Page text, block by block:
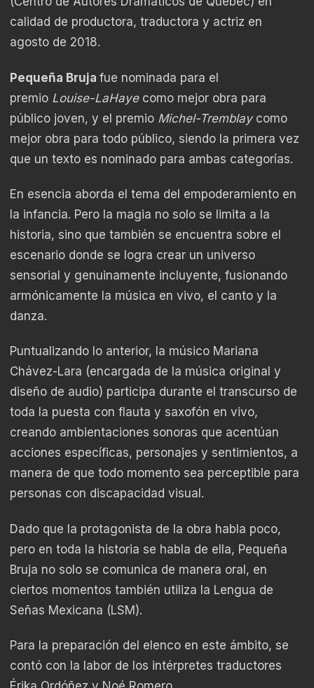
calidad de productora, traductora y actriz en
agosto de 2018.
Pequeña Bruja fue nominada para el
premio Louise-LaHayecomo mejor obra para
público joven, y el premio Michel-Tremblaycomo
mejor obra para todo público, siendo la primera vez
que un texto es nominado para ambas categorías.
En esencia aborda el tema del empoderamiento en
la infancia. Pero la magia no solo se limita a la
historia, sino que también se encuentra sobre el
escenario donde se logra crear un universo
sensorial y genuinamente incluyente, fusionando
armónicamente la música en vivo, el canto y la
danza.
Puntualizando lo anterior, la músico Mariana
Chávez-Lara (encargada de la música original y
diseño de audio) participa durante el transcurso de
toda la puesta con flauta y saxofón en vivo,
creando ambientaciones sonoras que acentúan
acciones específicas, personajes y sentimientos, a
manera de que todo momento sea perceptible para
personas con discapacidad visual.
Dado que la protagonista de la obra habla poco,
pero en toda la historia se habla de ella, Pequeña
Bruja no solo se comunica de manera oral, en
ciertos momentos también utiliza la Lengua de
Señas Mexicana (LSM).
Para la preparación del elenco en este ámbito, se
contó con la labor de los intérpretes traductores